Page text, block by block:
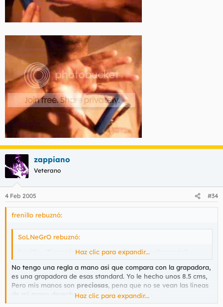
zappiano
Veterano
4 Feb 2005 #34
frenillo rebuznó:
SoLNeGrO rebuznó:
frenillo: ¿Tienes las manos pequeñas o la polla gorda?
Haz clic para expandir...
No tengo una regla a mano asi que compara con la grapadora,
es una grapadora de esas standard. Yo le hecho unos 8.5 cms,
Pero mis manos son preciosas, pena que no se vean las lineas
de mi mano derecha.Haz clic para expandir...